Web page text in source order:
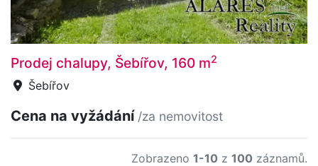
Prodej chalupy, Šebířov, 160 m2
Šebířov
Cena na vyžádání /za nemovitost
Zobrazeno 1-10 z 100 záznamů.